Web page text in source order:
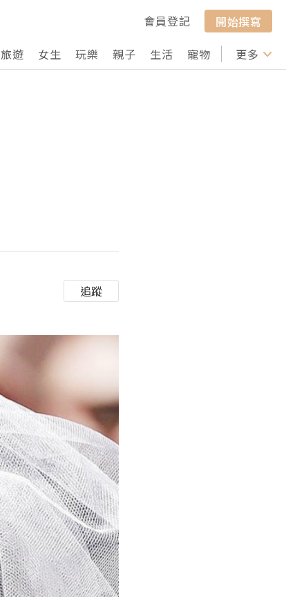
會員登記
開始撰寫
旅遊 女生 玩樂 親子 生活 寵物 行山 打卡
更多
追蹤